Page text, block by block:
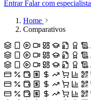
EntrarFalar com especialista
Home
Comparativos